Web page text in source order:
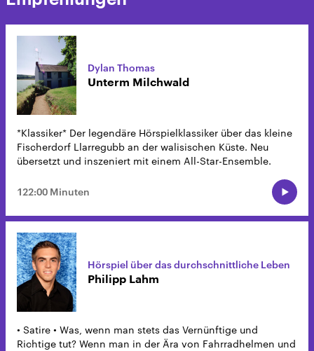
Dylan Thomas
Unterm Milchwald
*Klassiker* Der legendäre Hörspielklassiker über das kleine
Fischerdorf Llarregubb an der walisischen Küste. Neu
übersetzt und inszeniert mit einem All-Star-Ensemble.
122:00 Minuten
Hörspiel über das durchschnittliche Leben
Philipp Lahm
• Satire • Was, wenn man stets das Vernünftige und
Richtige tut? Wenn man in der Ära von Fahrradhelmen und